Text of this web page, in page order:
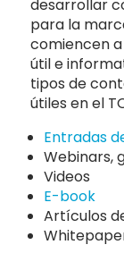
desarrollar
para la
comiencen
útil e
tipos de
útiles en el
Entradas
Webinars,
Videos
E-book
Artículos